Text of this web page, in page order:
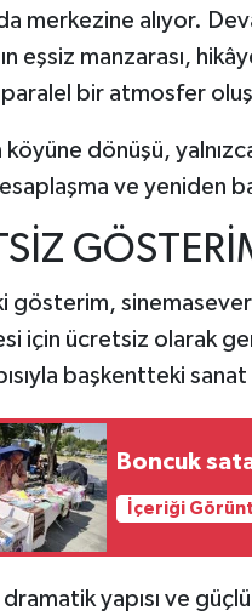
da merkezine alıyor.
eşsiz manzarası,
paralel bir atmosfer
köyüne dönüşü,
ve yeniden
gösterim,
için ücretsiz olarak
başkentteki sanat
Boncuk
İçeriği
yapısı ve